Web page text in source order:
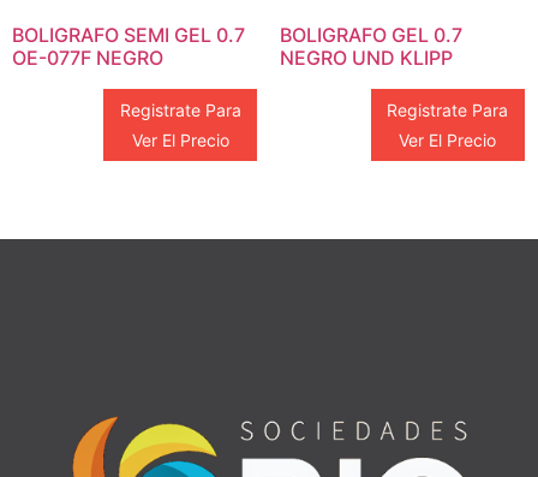
BOLIGRAFO SEMI GEL 0.7
OE-077F NEGRO
Registrate Para
Ver El Precio
BOLIGRAFO GEL 0.7
NEGRO UND KLIPP
Registrate Para
Ver El Precio